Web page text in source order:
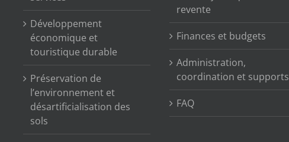
Développement
économique et
touristique durable
Préservation de
l’environnement et
désartificialisation des
sols
revente
Finances et budgets
Administration,
coordination et supports
FAQ